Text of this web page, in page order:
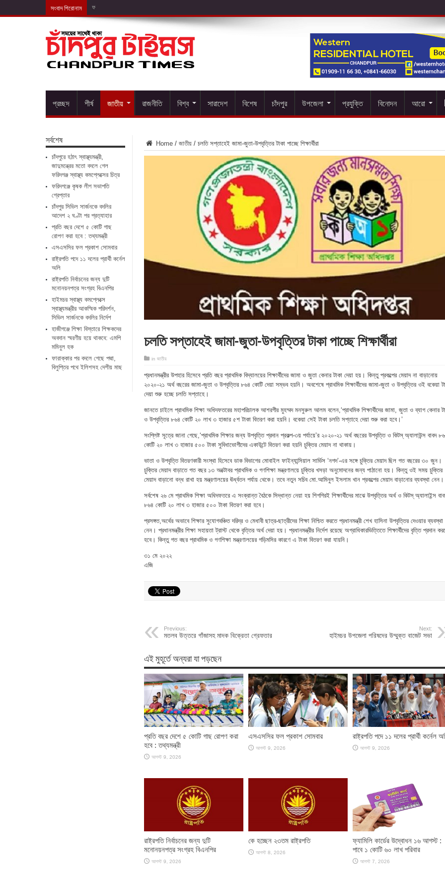
সংবাদ শিরোনাম ফরিদগঞ্জে কৃষক লীগ
প্রচ্ছদ শীর্ষ জাতীয় রাজনীতি বিশ্ব সারাদেশ বিশেষ চাঁদপুর উপজেলা প্রযুক্তি বিনোদন আরো
Home / জাতীয় / চলতি সপ্তাহেই জামা-জুতা-উপবৃত্তির টাকা পাচ্ছে শিক্ষার্থীরা
চলতি সপ্তাহেই জামা-জুতা-উপবৃত্তির টাকা পাচ্ছে শিক্ষার্থীরা
in জাতীয়
প্রধানমন্ত্রীর উপহার হিসেবে প্রতি বছর প্রাথমিক বিদ্যালয়ের শিক্ষার্থীদের জামা ও জুতা কেনার টাকা দেয়া হয়। কিন্তু প্রকল্পের মেয়াদ না বাড়ানোয়
২০২০-২১ অর্থ বছরের জামা-জুতা ও উপবৃত্তির ৮৬৪ কোটি দেয়া সম্ভব হয়নি। অবশেষে প্রাথমিক শিক্ষার্থীদের জামা-জুতা ও উপবৃত্তির ওই বকেয়া
দেয়া শুরু হচ্ছে চলতি সপ্তাহে।
জানতে চাইলে প্রাথমিক শিক্ষা অধিদফতরের মহাপরিচালক আশরগীর মুহম্মদ মনসুরুল আলম বলেন,‘প্রাথমিক শিক্ষার্থীদের জামা, জুতা ও ব্যাগ কেনার
ও উপবৃত্তির ৮৬৪ কোটি ২০ লাখ ৩ হাজার ৫শ টাকা বিতরণ করা হয়নি। বকেয়া সেই টাকা চলতি সপ্তাহে দেয়া শুরু করা হবে।’
সংশ্লিষ্ট সূত্রে জানা গেছে,‘প্রাথমিক শিক্ষার জন্য উপবৃত্তি প্রদান প্রকল্প-৩য় পর্যায়ে’র ২০২০-২১ অর্থ বছরের উপবৃত্তি ও কিটস্ অ্যালাউন্স বাবদ
কোটি ২০ লাখ ৩ হাজার ৫০০ টাকা সুবিধাভোগীদের একাউন্টে বিতরণ করা হয়নি চুক্তির মেয়াদ না থাকায়।
ভাতা ও উপবৃত্তি বিতরণকারী সংস্থা হিসেবে ডাক বিভাগের মোবাইল ফাইন্যান্সিয়াল সার্ভিস ‘নগদ’-এর সঙ্গে চুক্তির মেয়াদ ছিল গত বছরের ৩০ জুন।
চুক্তির মেয়াদ বাড়াতে গত বছর ১৩ অক্টোবর প্রাথমিক ও গণশিক্ষা মন্ত্রণালয়ে চুক্তির খসড়া অনুমোদনের জন্য পাঠানো হয়। কিন্তু ওই সময় চুক্তির
মেয়াদ বাড়ানো বন্ধ রাখা হয় মন্ত্রণালয়ের ঊর্ধ্বতন পর্যায় থেকে। তবে নতুন সচিব মো.আমিনুল ইসলাম খান প্রকল্পের মেয়াদ বাড়ানোর ব্যবস্থা নেন।
সর্বশেষ ২৬ মে প্রাথমিক শিক্ষা অধিদফতরে এ সংক্রান্ত বৈঠকে সিদ্ধান্ত নেয়া হয় শিগগিরই শিক্ষার্থীদের মাঝে উপবৃত্তির অর্থ ও কিটস্ অ্যালাইন্স
৮৬৪ কোটি ২০ লাখ ৩ হাজার ৫০০ টাকা বিতরণ করা হবে।
প্রসঙ্গত,অর্থের অভাবে শিক্ষার সুযোগবঞ্চিত দরিদ্র ও মেধাবী ছাত্র-ছাত্রীদের শিক্ষা নিশ্চিত করতে প্রধানমন্ত্রী শেখ হাসিনা উপবৃত্তির দেওয়ার ব্যবস্থা
নেন। প্রধানমন্ত্রীর শিক্ষা সহায়তা ট্রাস্ট থেকে বৃত্তির অর্থ দেয়া হয়। প্রধানমন্ত্রীর নির্দেশ রয়েছে অগ্রাধিকারভিত্তিতে শিক্ষার্থীদের বৃত্তি প্রদান
হবে। কিন্তু গত বছর প্রাথমিক ও গণশিক্ষা মন্ত্রণালয়ের গড়িমসির কারণে এ টাকা বিতরণ করা যায়নি।
৩১ মে ২০২২
এজি
Previous:
মতলব উত্তরে গাঁজাসহ মাদক বিক্রেতা গ্রেফতার
Next:
হাইমচর উপজেলা পরিষদের উম্মুক্ত বাজেট সভা
এই মুহূর্তে অন্যরা যা পড়ছেন
প্রতি বছর দেশে ৫ কোটি গাছ রোপণ করা
হবে : তথ্যমন্ত্রী
আগস্ট 9, 2026
এসএসসির ফল প্রকাশ সোমবার
আগস্ট 9, 2026
রাষ্ট্রপতি পদে ১১ দলের প্রার্থী কর্নেল
আগস্ট 9, 2026
রাষ্ট্রপতি নির্বাচনের জন্য দুটি
মনোনয়নপত্র সংগ্রহ বিএনপির
আগস্ট 9, 2026
কে হচ্ছেন ২৩তম রাষ্ট্রপতি
আগস্ট 8, 2026
ফ্যামিলি কার্ডের উদ্বোধন ১৬ আগস্ট :
পাবে ১ কোটি ৬০ লাখ পরিবার
আগস্ট 7, 2026
সর্বশেষ
চাঁদপুরে হঠাৎ স্বাস্থ্যমন্ত্রী,
জাদুমন্ত্রের মতো বদলে গেল
ফরিদগঞ্জ স্বাস্থ্য কমপ্লেক্সের চিত্র
ফরিদগঞ্জে কৃষক লীগ সভাপতি
গ্রেপ্তার
চাঁদপুর সিভিল সার্জনকে বদলির
আদেশ ২ ঘণ্টা পর প্রত্যাহার
প্রতি বছর দেশে ৫ কোটি গাছ
রোপণ করা হবে : তথ্যমন্ত্রী
এসএসসির ফল প্রকাশ সোমবার
রাষ্ট্রপতি পদে ১১ দলের প্রার্থী কর্নেল
অলি
রাষ্ট্রপতি নির্বাচনের জন্য দুটি
মনোনয়নপত্র সংগ্রহ বিএনপির
হাইমচর স্বাস্থ্য কমপ্লেক্সে
স্বাস্থ্যমন্ত্রীর আকস্মিক পরিদর্শন,
সিভিল সার্জনকে বদলির নির্দেশ
হাজীগঞ্জে শিক্ষা বিস্তারে শিক্ষকদের
অবদান স্মরণীয় হয়ে থাকবে: এমপি
মমিনুল হক
ফারাক্কার পর বদলে গেছে পদ্মা,
বিলুপ্তির পথে ইলিশসহ দেশীয় মাছ